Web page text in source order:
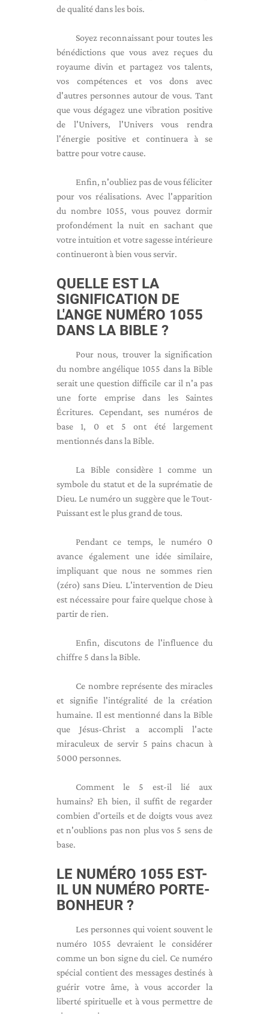
de qualité dans les bois.
Soyez reconnaissant pour toutes les
bénédictions que vous avez reçues du
royaume divin et partagez vos talents,
vos compétences et vos dons avec
d'autres personnes autour de vous. Tant
que vous dégagez une vibration positive
de l'Univers, l'Univers vous rendra
l'énergie positive et continuera à se
battre pour votre cause.
Enfin, n'oubliez pas de vous féliciter
pour vos réalisations. Avec l'apparition
du nombre 1055, vous pouvez dormir
profondément la nuit en sachant que
votre intuition et votre sagesse intérieure
continueront à bien vous servir.
QUELLE EST LA
SIGNIFICATION DE
L'ANGE NUMÉRO 1055
DANS LA BIBLE ?
Pour nous, trouver la signification
du nombre angélique 1055 dans la Bible
serait une question difficile car il n'a pas
une forte emprise dans les Saintes
Écritures. Cependant, ses numéros de
base 1, 0 et 5 ont été largement
mentionnés dans la Bible.
La Bible considère 1 comme un
symbole du statut et de la suprématie de
Dieu. Le numéro un suggère que le Tout-
Puissant est le plus grand de tous.
Pendant ce temps, le numéro 0
avance également une idée similaire,
impliquant que nous ne sommes rien
(zéro) sans Dieu. L'intervention de Dieu
est nécessaire pour faire quelque chose à
partir de rien.
Enfin, discutons de l'influence du
chiffre 5 dans la Bible.
Ce nombre représente des miracles
et signifie l'intégralité de la création
humaine. Il est mentionné dans la Bible
que Jésus-Christ a accompli l'acte
miraculeux de servir 5 pains chacun à
5000 personnes.
Comment le 5 est-il lié aux
humains? Eh bien, il suffit de regarder
combien d'orteils et de doigts vous avez
et n'oublions pas non plus vos 5 sens de
base.
LE NUMÉRO 1055 EST-
IL UN NUMÉRO PORTE-
BONHEUR ?
Les personnes qui voient souvent le
numéro 1055 devraient le considérer
comme un bon signe du ciel. Ce numéro
spécial contient des messages destinés à
guérir votre âme, à vous accorder la
liberté spirituelle et à vous permettre de